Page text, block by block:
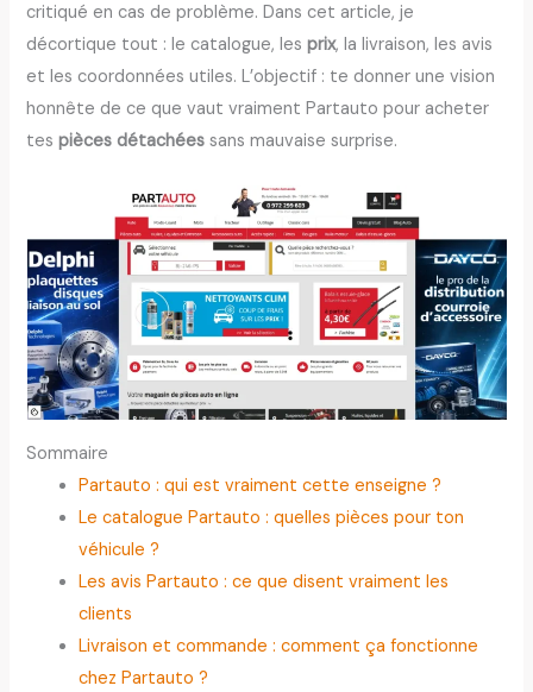
critiqué en cas de problème. Dans cet article, je
décortique tout : le catalogue, lesprix, la livraison, les avis
et les coordonnées utiles. L’objectif : te donner une vision
honnête de ce que vaut vraiment Partauto pour acheter
tespièces détachées sans mauvaise surprise.
Sommaire
Partauto : qui est vraiment cette enseigne ?
Le catalogue Partauto : quelles pièces pour ton
véhicule ?
Les avis Partauto : ce que disent vraiment les
clients
Livraison et commande : comment ça fonctionne
chez Partauto ?